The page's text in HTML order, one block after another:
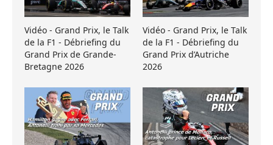
Vidéo - Grand Prix, le Talk
de la F1 - Débriefing du
Grand Prix de Grande-
Bretagne 2026
Vidéo - Grand Prix, le Talk
de la F1 - Débriefing du
Grand Prix d’Autriche
2026